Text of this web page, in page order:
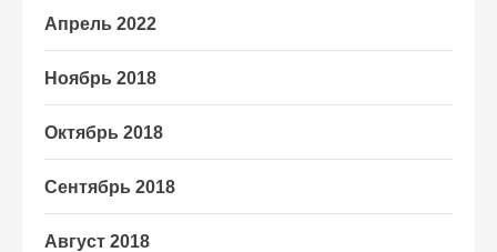
Апрель 2022
Ноябрь 2018
Октябрь 2018
Сентябрь 2018
Август 2018